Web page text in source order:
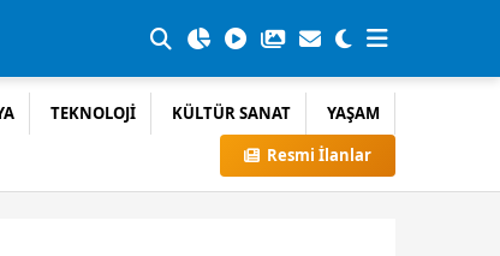
TEKNOLOJİ KÜLTÜR SANAT
YAŞAM
Resmi İlanlar